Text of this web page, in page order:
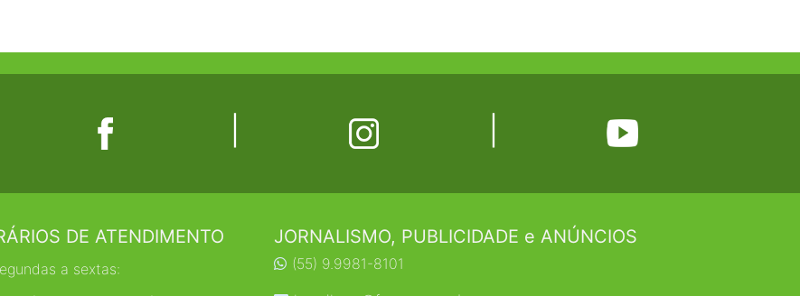
DE ATENDIMENTO
a sextas:
JORNALISMO, PUBLICIDADE e ANÚNCIOS
(55) 9.9981-8101